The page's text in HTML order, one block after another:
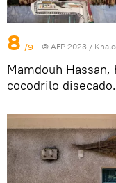
8 /9 © AFP 2023 /
Mamdouh
cocodrilo disecado.